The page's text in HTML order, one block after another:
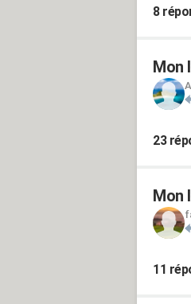
8
Mon
23
Mon
11